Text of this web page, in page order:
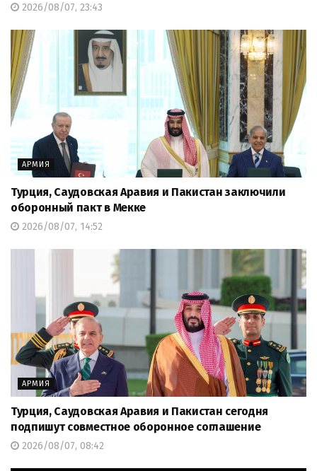
2026/08/07, 23:43
АРМИЯ
Турция, Саудовская Аравия и Пакистан заключили
оборонный пакт в Мекке
2026/08/07, 14:52
АРМИЯ
Турция, Саудовская Аравия и Пакистан сегодня
подпишут совместное оборонное соглашение
2026/08/07, 08:42